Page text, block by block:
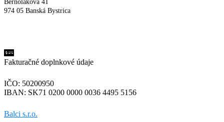
Bernolákova 41
974 05 Banská Bystrica
Fakturačné doplnkové údaje
IČO: 50200950
IBAN: SK71 0200 0000 0036 4495 5156
Balci s.r.o.